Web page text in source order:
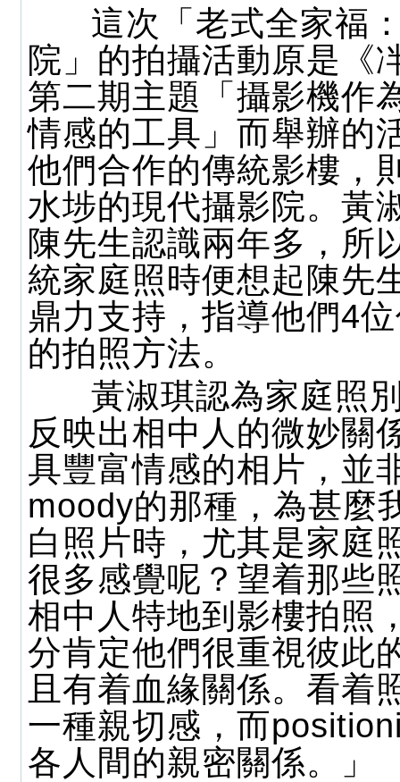
這次「老式全家福
院」的拍攝活動原是《
第二期主題「攝影機作
情感的工具」而舉辦的
他們合作的傳統影樓，
水埗的現代攝影院。黃
陳先生認識兩年多，所
統家庭照時便想起陳先
鼎力支持，指導他們4
的拍照方法。
黃淑琪認為家庭照
反映出相中人的微妙關
具豐富情感的相片，並
moody的那種，為甚麼
白照片時，尤其是家庭
很多感覺呢？望着那些
相中人特地到影樓拍照
分肯定他們很重視彼此
且有着血緣關係。看着
一種親切感，而
各人間的親密關係。」